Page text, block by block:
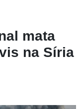
mata
na Síria